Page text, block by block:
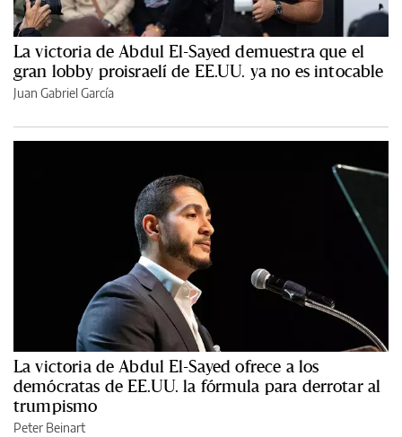
La victoria de Abdul El-Sayed demuestra que el
gran lobby proisraelí de EE.UU. ya no es intocable
Juan Gabriel García
La victoria de Abdul El-Sayed ofrece a los
demócratas de EE.UU. la fórmula para derrotar al
trumpismo
Peter Beinart